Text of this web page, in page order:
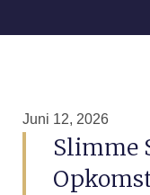
Juni 12, 2026
Slimme